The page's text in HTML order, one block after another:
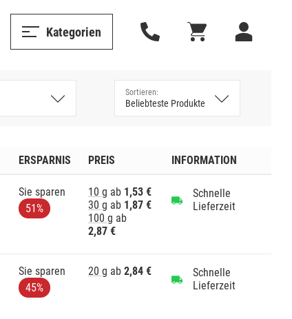
Kategorien
ERSPARNIS PREIS INFORMATION
Sie sparen
51%
10 g ab 1,53 €
30 g ab 1,87 €
100 g ab
2,87 €
Schnelle
Lieferzeit
Sie sparen
45%
20 g ab 2,84 €
Schnelle
Lieferzeit